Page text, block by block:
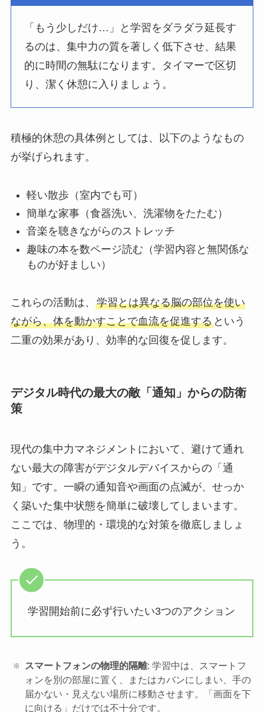
「もう少しだけ…」と学習をダラダラ延長す
るのは、集中力の質を著しく低下させ、結果
的に時間の無駄になります。タイマーで区切
り、潔く休憩に入りましょう。
積極的休憩の具体例としては、以下のようなもの
が挙げられます。
軽い散歩（室内でも可）
簡単な家事（食器洗い、洗濯物をたたむ）
音楽を聴きながらのストレッチ
趣味の本を数ページ読む（学習内容と無関係な
ものが好ましい）
これらの活動は、 学習とは異なる脳の部位を使い
ながら、体を動かすことで血流を促進するという
二重の効果があり、効率的な回復を促します。
デジタル時代の最大の敵「通知」からの防衛
策
現代の集中力マネジメントにおいて、避けて通れ
ない最大の障害がデジタルデバイスからの「通
知」です。一瞬の通知音や画面の点滅が、せっか
く築いた集中状態を簡単に破壊してしまいます。
ここでは、物理的・環境的な対策を徹底しましょ
う。
学習開始前に必ず行いたい3つのアクション
スマートフォンの物理的隔離: 学習中は、スマートフ
ォンを別の部屋に置く、またはカバンにしまい、手の
届かない・見えない場所に移動させます。「画面を下
に向ける」だけでは不十分です。